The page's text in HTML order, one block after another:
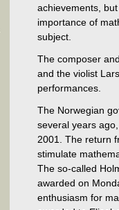
achievements,
importance of
subject.
The composer
and the violist
performances.
The Norwegian
several years
2001. The return
stimulate
The so-called
awarded on
enthusiasm for